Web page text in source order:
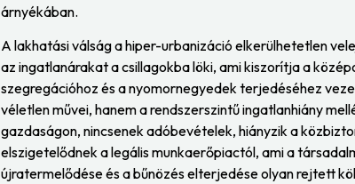
árnyékában.
A lakhatási válság a hiper-urbanizáció elkerülhetetlen
az ingatlanárakat a csillagokba löki, ami kiszorítja a
szegregációhoz és a nyomornegyedek terjedéséhez
véletlen művei, hanem a rendszerszintű ingatlanhiány
gazdaságon, nincsenek adóbevételek, hiányzik a
elszigetelődnek a legális munkaerőpiactól, ami a
újratermelődése és a bűnözés elterjedése olyan rejtett